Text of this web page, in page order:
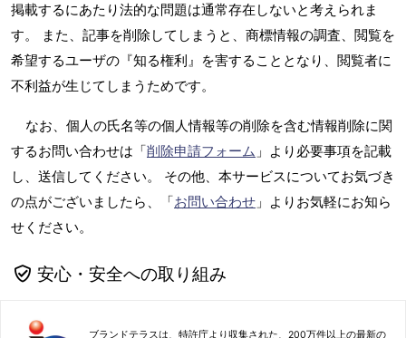
掲載するにあたり法的な問題は通常存在しないと考えられま
す。 また、記事を削除してしまうと、商標情報の調査、閲覧を
希望するユーザの『知る権利』を害することとなり、閲覧者に
不利益が生じてしまうためです。
なお、個人の氏名等の個人情報等の削除を含む情報削除に関
するお問い合わせは「削除申請フォーム 」より必要事項を記載
し、送信してください。 その他、本サービスについてお気づき
の点がございましたら、「お問い合わせ 」よりお気軽にお知ら
せください。
安心・安全への取り組み
ブランドテラスは、特許庁より収集された、200万件以上の最新の